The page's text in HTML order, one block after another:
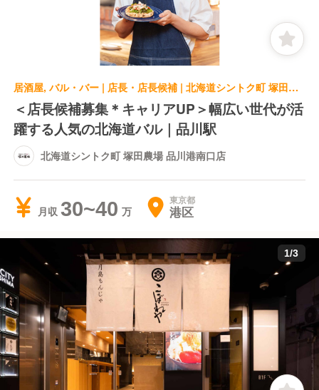
居酒屋, バル・バー | 店長・店長候補 | 北海道シントク町 塚田農場 品川港南口店
＜店長候補募集＊キャリアUP＞幅広い世代が活
躍する人気の北海道バル｜品川駅
北海道シントク町 塚田農場 品川港南口店
月収 30~40 東京都
港区
1/3